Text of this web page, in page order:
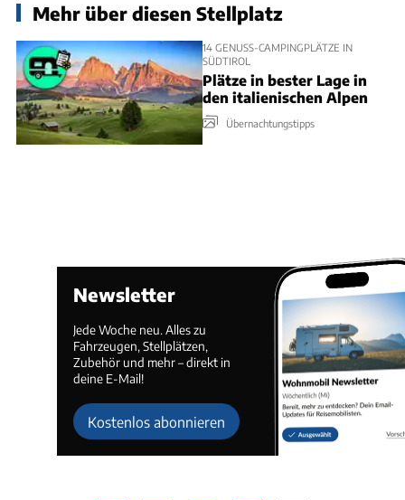
Mehr über diesen Stellplatz
14 GENUSS-CAMPINGPLÄTZE IN
SÜDTIROL
Plätze in bester Lage in
den italienischen Alpen
Übernachtungstipps
Newsletter
Jede Woche neu. Alles zu
Fahrzeugen, Stellplätzen,
Zubehör und mehr – direkt in
deine E-Mail!
Kostenlos abonnieren